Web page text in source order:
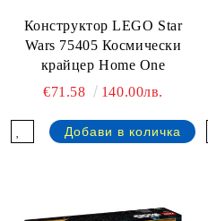
Конструктор LEGO Star
Wars 75405 Космически
крайцер Home One
€71.58
140.00лв.